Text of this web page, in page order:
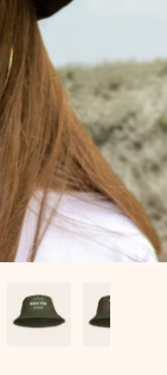
navn, et
hendes hjerte.
i